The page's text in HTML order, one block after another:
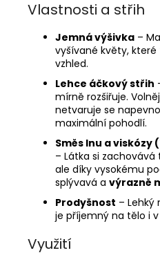
Vlastnosti a střih
Jemná výšivka –
vyšívané květy,
vzhled.
Lehce áčkový střih
mírně rozšiřuje.
netvaruje se
maximální pohodlí.
Směs lnu a viskózy
– Látka si
ale díky vysokému
splývavá a výrazně
Prodyšnost – Lehký
je příjemný na tělo i
Využití